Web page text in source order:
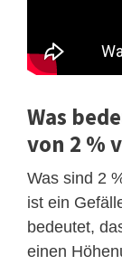
Was
von 2 %
Was sind 2
ist ein
bedeutet,
einen